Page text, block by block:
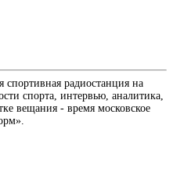
радиостанция на
спорта, интервью, аналитика,
вещания - время московское